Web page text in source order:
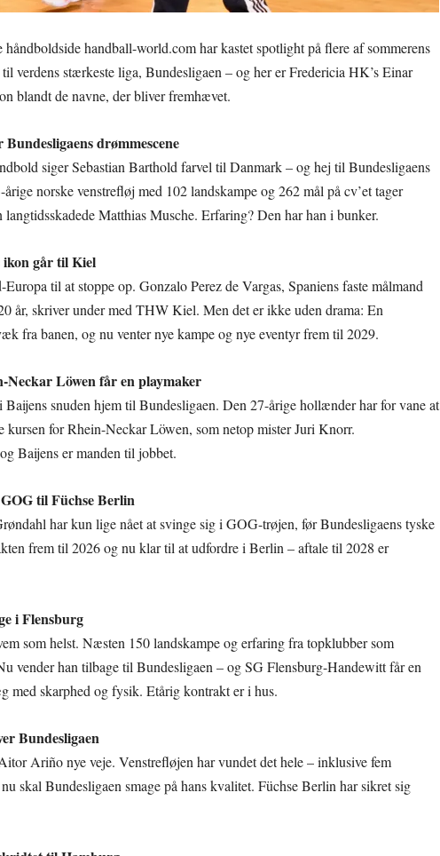
håndboldside handball-world.com har kastet spotlight på flere af sommerens
verdens stærkeste liga, Bundesligaen – og her er Fredericia HK’s Einar
blandt de navne, der bliver fremhævet.
drømmescene
siger Sebastian Barthold farvel til Danmark – og hej til Bundesligaens
norske venstrefløj med 102 landskampe og 262 mål på cv’et tager
Matthias Musche. Erfaring? Den har han i bunker.
ikon går til Kiel
til at stoppe op. Gonzalo Perez de Vargas, Spaniens faste målmand
år, skriver under med THW Kiel. Men det er ikke uden drama: En
fra banen, og nu venter nye kampe og nye eventyr frem til 2029.
Neckar Löwen får en playmaker
Baijens snuden hjem til Bundesligaen. Den 27-årige hollænder har for vane at
kursen for Rhein-Neckar Löwen, som netop mister Juri Knorr.
Baijens er manden til jobbet.
til Füchse Berlin
har kun lige nået at svinge sig i GOG-trøjen, før Bundesligaens tyske
frem til 2026 og nu klar til at udfordre i Berlin – aftale til 2028 er
i Flensburg
som helst. Næsten 150 landskampe og erfaring fra topklubber som
vender han tilbage til Bundesligaen – og SG Flensburg-Handewitt får en
med skarphed og fysik. Etårig kontrakt er i hus.
Bundesligaen
Ariño nye veje. Venstrefløjen har vundet det hele – inklusive fem
skal Bundesligaen smage på hans kvalitet. Füchse Berlin har sikret sig